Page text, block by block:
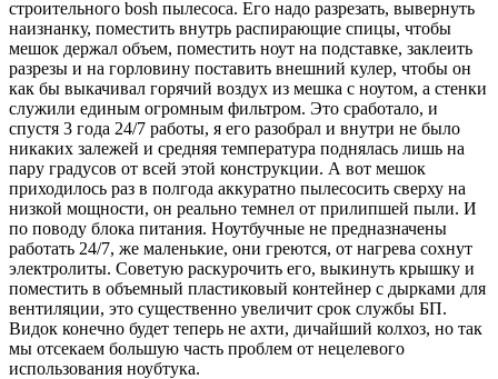
строительного bosh пылесоса. Его надо разрезать, вывернуть
наизнанку, поместить внутрь распирающие спицы, чтобы
мешок держал объем, поместить ноут на подставке, заклеить
разрезы и на горловину поставить внешний кулер, чтобы он
как бы выкачивал горячий воздух из мешка с ноутом, а стенки
служили единым огромным фильтром. Это сработало, и
спустя 3 года 24/7 работы, я его разобрал и внутри не было
никаких залежей и средняя температура поднялась лишь на
пару градусов от всей этой конструкции. А вот мешок
приходилось раз в полгода аккуратно пылесосить сверху на
низкой мощности, он реально темнел от прилипшей пыли. И
по поводу блока питания. Ноутбучные не предназначены
работать 24/7, же маленькие, они греются, от нагрева сохнут
электролиты. Советую раскурочить его, выкинуть крышку и
поместить в объемный пластиковый контейнер с дырками для
вентиляции, это существенно увеличит срок службы БП.
Видок конечно будет теперь не ахти, дичайший колхоз, но так
мы отсекаем большую часть проблем от нецелевого
использования ноубтука.